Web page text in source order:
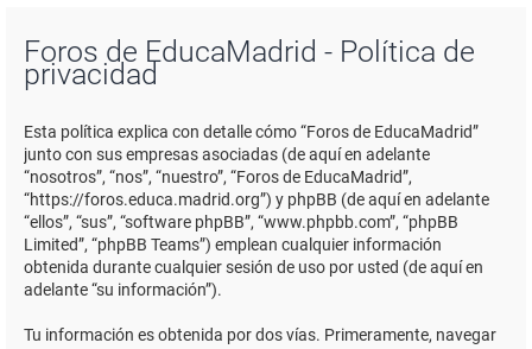
Foros de EducaMadrid - Política de
privacidad
Esta política explica con detalle cómo “Foros de EducaMadrid”
junto con sus empresas asociadas (de aquí en adelante
“nosotros”, “nos”, “nuestro”, “Foros de EducaMadrid”,
“https://foros.educa.madrid.org”) y phpBB (de aquí en adelante
“ellos”, “sus”, “software phpBB”, “www.phpbb.com”, “phpBB
Limited”, “phpBB Teams”) emplean cualquier información
obtenida durante cualquier sesión de uso por usted (de aquí en
adelante “su información”).
Tu información es obtenida por dos vías. Primeramente, navegar